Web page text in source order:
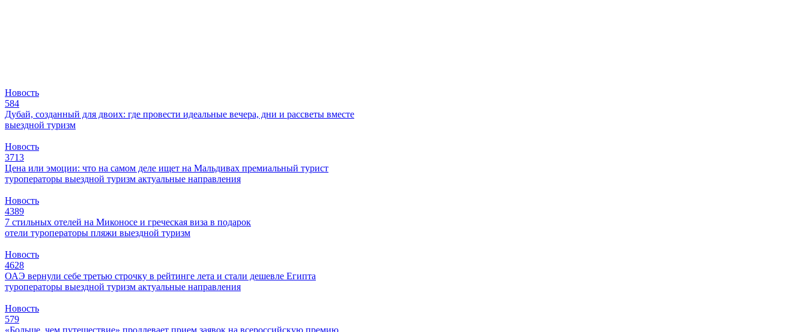
Новость
584
Дубай, созданный для двоих: где провести идеальные вечера, дни и рассветы вместе
выездной туризм
Новость
3713
Цена или эмоции: что на самом деле ищет на Мальдивах премиальный турист
туроператоры выездной туризм актуальные направления
Новость
4389
7 стильных отелей на Миконосе и греческая виза в подарок
отели туроператоры пляжи выездной туризм
Новость
4628
ОАЭ вернули себе третью строчку в рейтинге лета и стали дешевле Египта
туроператоры выездной туризм актуальные направления
Новость
579